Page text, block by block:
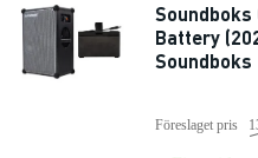
Soundboks
Battery
Soundboks
Föreslaget pris